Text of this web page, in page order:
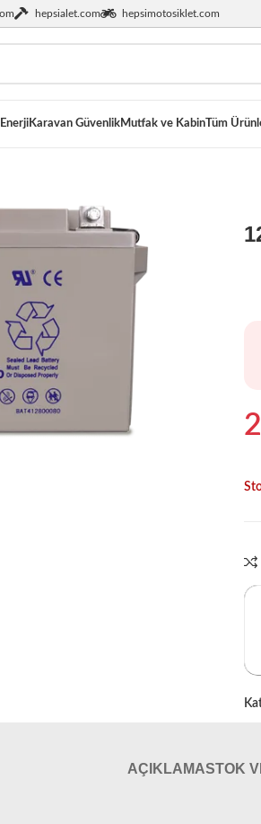
hepsialet.com hepsimotosiklet.com
Karavan GüvenlikMutfak ve KabinTüm
AÇIKLAMASTOK